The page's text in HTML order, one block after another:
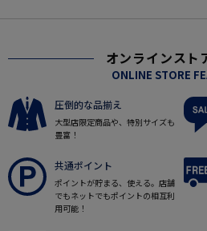
オンラインスト
ONLINE STORE
圧倒的な品揃え
大型店限定商品や、特別サイズも
豊富！
共通ポイント
ポイントが貯まる、使える。店舗
でもネットでもポイントの相互利
用可能！